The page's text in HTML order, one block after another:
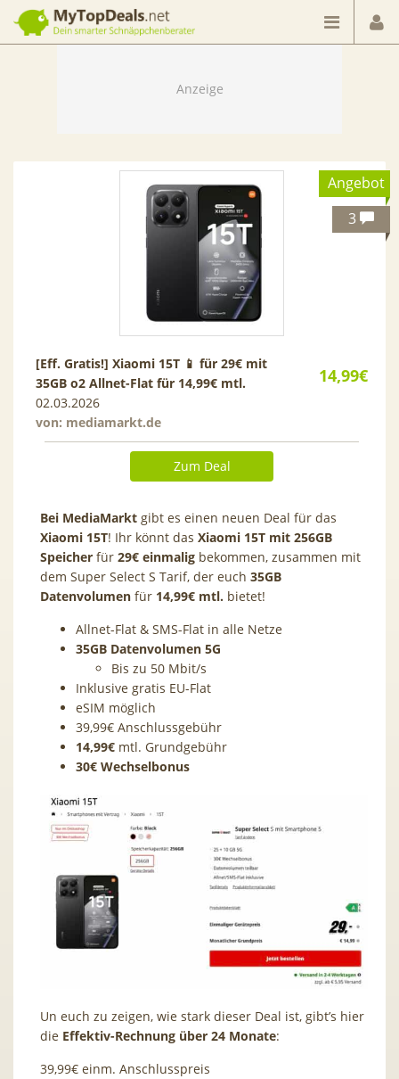
Dein smarter Schnäppchenberater
Angebot
3
14,99€
[Eff. Gratis!] Xiaomi 15T 📱 für 29€ mit
35GB o2 Allnet-Flat für 14,99€ mtl.
02.03.2026
von: mediamarkt.de
Zum Deal
Bei MediaMarkt gibt es einen neuen Deal für das
Xiaomi 15T! Ihr könnt das Xiaomi 15T mit 256GB
Speicher für 29€ einmalig bekommen, zusammen mit
dem Super Select S Tarif, der euch 35GB
Datenvolumen für 14,99€ mtl. bietet!
Allnet-Flat & SMS-Flat in alle Netze
35GB Datenvolumen 5G
Bis zu 50 Mbit/s
Inklusive gratis EU-Flat
eSIM möglich
39,99€ Anschlussgebühr
14,99€ mtl. Grundgebühr
30€ Wechselbonus
Un euch zu zeigen, wie stark dieser Deal ist, gibt’s hier
die Effektiv-Rechnung über 24 Monate:
39,99€ einm. Anschlusspreis